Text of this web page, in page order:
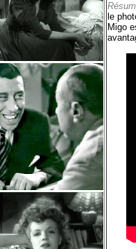
le
Migo